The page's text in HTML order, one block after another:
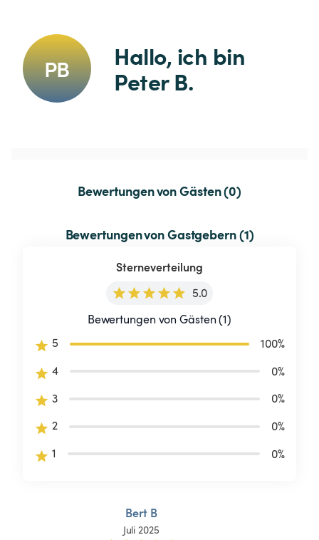
PB
Hallo, ich bin
Peter B.
Bewertungen von Gästen (0)
Bewertungen von Gastgebern (1)
Sterneverteilung
5.0
Bewertungen von Gästen (1)
5
100%
4
0%
3
0%
2
0%
1
0%
Bert B
Juli 2025